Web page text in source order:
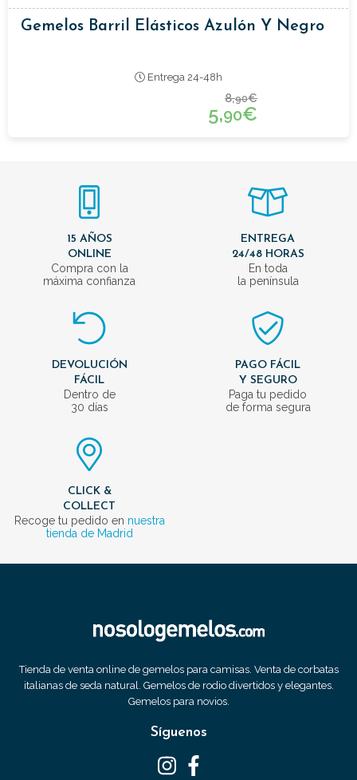
Gemelos Barril Elásticos Azulón Y Negro
Entrega 24-48h
8,90€
5,90€
15 AÑOS
ONLINE
Compra con la
máxima confianza
ENTREGA
24/48 HORAS
En toda
la península
DEVOLUCIÓN
FÁCIL
Dentro de
30 días
PAGO FÁCIL
Y SEGURO
Paga tu pedido
de forma segura
CLICK &
COLLECT
Recoge tu pedido en nuestra
tienda de Madrid
Tienda de venta online de gemelos para camisas. Venta de corbatas
italianas de seda natural. Gemelos de rodio divertidos y elegantes.
Gemelos para novios.
Síguenos